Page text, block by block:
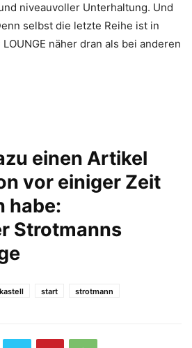
niveauvoller Unterhaltung. Und
selbst die letzte Reihe ist in
LOUNGE näher dran als bei anderen
einen Artikel
vor einiger Zeit
habe:
Strotmanns
start strotmann